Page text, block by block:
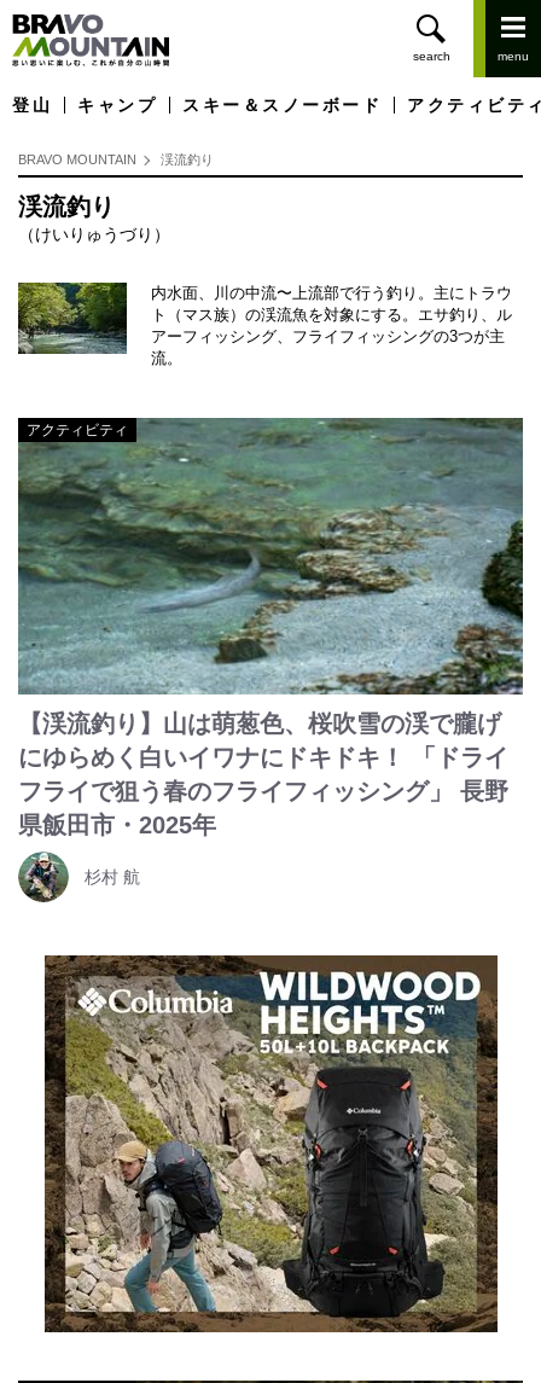
登山 キャンプ スキー＆スノーボード アクティビテ
BRAVO MOUNTAIN 渓流釣り
渓流釣り
（けいりゅうづり）
内水面、川の中流〜上流部で行う釣り。主にトラウ
ト（マス族）の渓流魚を対象にする。エサ釣り、ル
アーフィッシング、フライフィッシングの3つが主
流。
アクティビティ
【渓流釣り】山は萌葱色、桜吹雪の渓で朧げ
にゆらめく白いイワナにドキドキ！ 「ドライ
フライで狙う春のフライフィッシング」 長野
県飯田市・2025年
杉村 航